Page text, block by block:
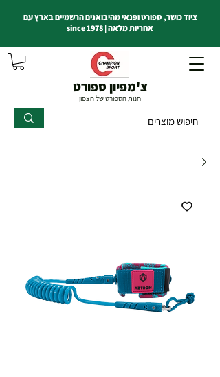
צ'מפיון ספורט
חנות הספורט של הצפון
ציוד כושר, ספורט ופנאי מהיבואנים הרשמיים בארץ עם
אחריות מלאה | since 1978